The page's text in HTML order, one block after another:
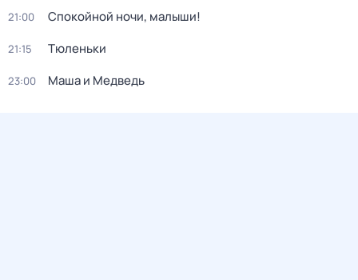
21:00 Спокойной ночи, малыши!
21:15 Тюленьки
23:00 Маша и Медведь